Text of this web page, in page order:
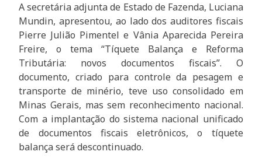
A secretária adjunta de Estado de Fazenda, Luciana
Mundin, apresentou, ao lado dos auditores fiscais
Pierre Julião Pimentel e Vânia Aparecida Pereira
Freire, o tema “Tíquete Balança e Reforma
Tributária: novos documentos fiscais”. O
documento, criado para controle da pesagem e
transporte de minério, teve uso consolidado em
Minas Gerais, mas sem reconhecimento nacional.
Com a implantação do sistema nacional unificado
de documentos fiscais eletrônicos, o tíquete
balança será descontinuado.